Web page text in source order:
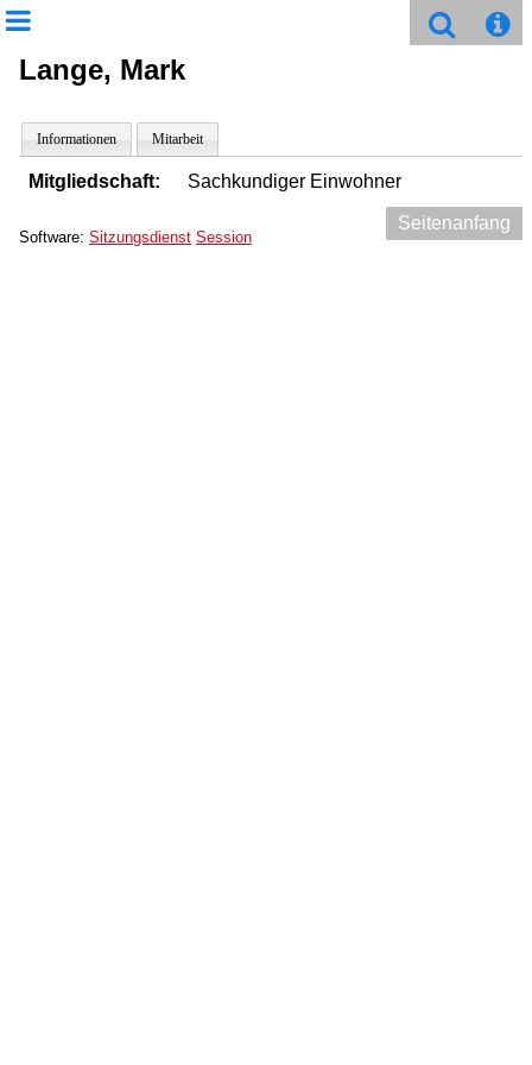
Lange, Mark
Informationen Mitarbeit
Mitgliedschaft: Sachkundiger Einwohner
Seitenanfang
Software: Sitzungsdienst Session